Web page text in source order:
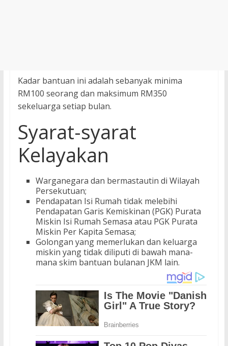
Kadar bantuan ini adalah sebanyak minima
RM100 seorang dan maksimum RM350
sekeluarga setiap bulan.
Syarat-syarat
Kelayakan
Warganegara dan bermastautin di Wilayah
Persekutuan;
Pendapatan Isi Rumah tidak melebihi
Pendapatan Garis Kemiskinan (PGK) Purata
Miskin Isi Rumah Semasa atau PGK Purata
Miskin Per Kapita Semasa;
Golongan yang memerlukan dan keluarga
miskin yang tidak diliputi di bawah mana-
mana skim bantuan bulanan JKM lain.